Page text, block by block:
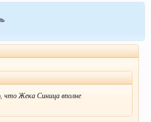
что Жека Синица вполне